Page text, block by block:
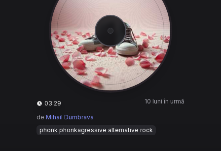
03:29 10 luni în urmă
de Mihail Dumbrava
phonk phonkagressive alternative rock